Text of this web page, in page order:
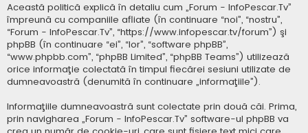
Această politică explică în detaliu cum „Forum - InfoPescar.Tv”
împreună cu companiile afliate (în continuare “noi”, “nostru”,
“Forum - InfoPescar.Tv”, “https://www.infopescar.tv/forum”) şi
phpBB (în continuare “ei”, “lor”, “software phpBB”,
“www.phpbb.com”, “phpBB Limited”, “phpBB Teams”) utilizează
orice informaţie colectată în timpul fiecărei sesiuni utilizate de
dumneavoastră (denumită în continuare „informaţiile”).
Informaţiile dumneavoastră sunt colectate prin două căi. Prima,
prin navigharea „Forum - InfoPescar.Tv” software-ul phpBB va